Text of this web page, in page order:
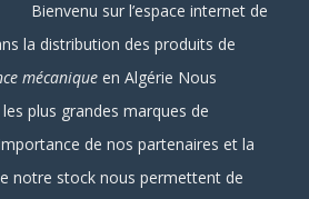
Bienvenu sur l’espace internet de
la distribution des produits de
mécanique en Algérie Nous
plus grandes marques de
de nos partenaires et la
notre stock nous permettent de